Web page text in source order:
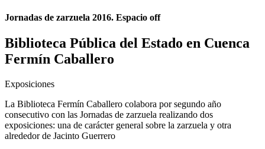
Jornadas de zarzuela 2016. Espacio off
Biblioteca Pública del Estado en Cuenca
Fermín Caballero
Exposiciones
La Biblioteca Fermín Caballero colabora por segundo año
consecutivo con las Jornadas de zarzuela realizando dos
exposiciones: una de carácter general sobre la zarzuela y otra
alrededor de Jacinto Guerrero